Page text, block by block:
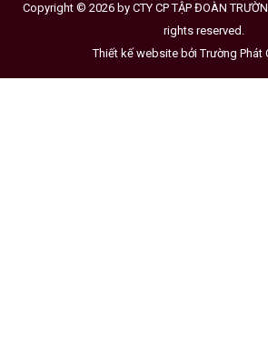
Copyright © 2026 by CTY CP TẬP ĐOÀN
rights reserved.
Thiết kế website bởiTrường Phát